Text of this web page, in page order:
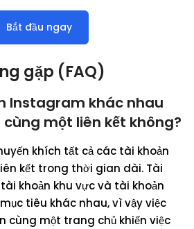
Bắt đầu ngay
gặp (FAQ)
Instagram khác nhau
một liên kết không?
khích tất cả các tài khoản
kết trong thời gian dài. Tài
khoản khu vực và tài khoản
tiêu khác nhau, vì vậy việc
cùng một trang chủ khiến việc